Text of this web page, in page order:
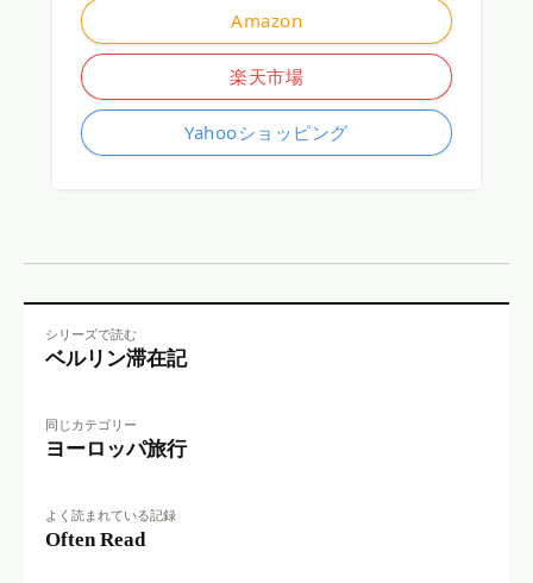
Amazon
楽天市場
Yahooショッピング
シリーズで読む
ベルリン滞在記
同じカテゴリー
ヨーロッパ旅行
よく読まれている記録
Often Read